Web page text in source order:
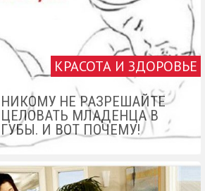
КРАСОТА И ЗДОРОВЬЕ
НИКОМУ НЕ РАЗРЕШАЙТЕ
ЦЕЛОВАТЬ МЛАДЕНЦА В
ГУБЫ. И ВОТ ПОЧЕМУ!